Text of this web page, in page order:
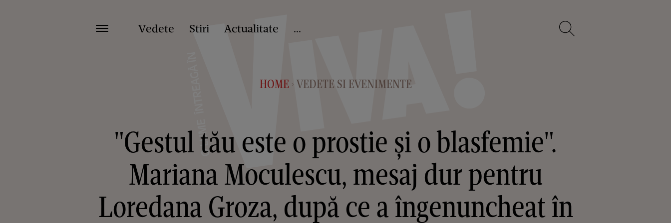
Vedete Stiri Actualitate ...
HOME > VEDETE SI EVENIMENTE
"Gestul tău este o prostie și o blasfemie".
Mariana Moculescu, mesaj dur pentru
Loredana Groza, după ce a îngenuncheat în